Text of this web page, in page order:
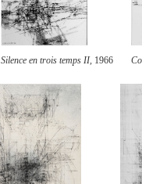
Silence en trois temps II, 1966